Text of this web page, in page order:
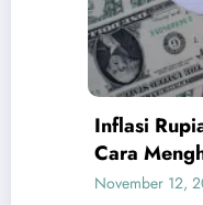
Inflasi Rupiah:
Cara
November 12, 2025